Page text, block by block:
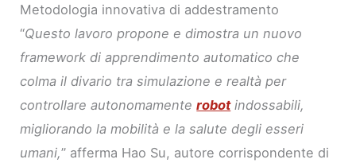
Metodologia innovativa di addestramento
“Questo lavoro propone e dimostra un nuovo
framework di apprendimento automatico che
colma il divario tra simulazione e realtà per
controllare autonomamenterobotindossabili,
migliorando la mobilità e la salute degli esseri
umani,” afferma Hao Su, autore corrispondente di